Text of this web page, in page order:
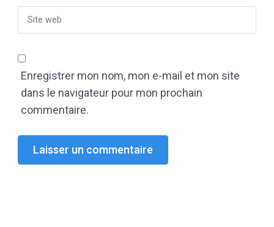
Enregistrer mon nom, mon e-mail et mon site
dans le navigateur pour mon prochain
commentaire.